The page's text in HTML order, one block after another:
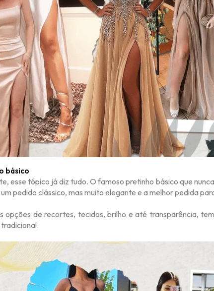
básico
esse tópico já diz tudo. O famoso pretinho básico que
pedido clássico, mas muito elegante e a melhor pedida
opções de recortes, tecidos, brilho e até transparência,